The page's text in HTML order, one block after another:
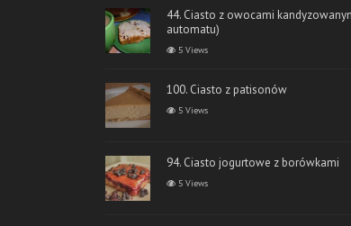
44. Ciasto z owocami
automatu)
5 Views
100. Ciasto z patisonów
5 Views
94. Ciasto jogurtowe z borówkami
5 Views